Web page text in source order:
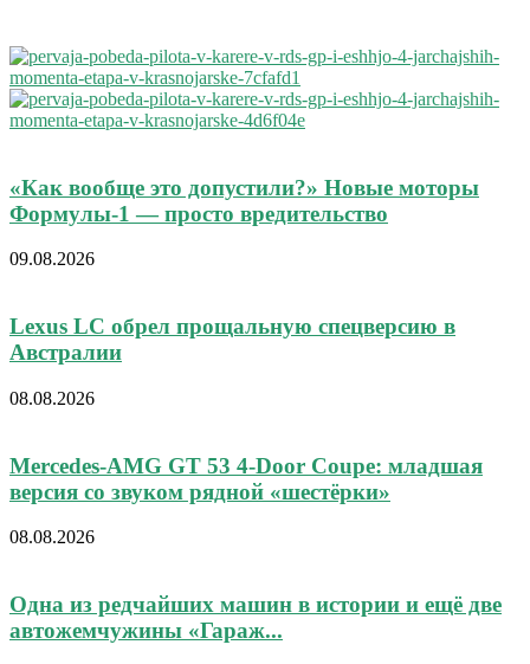
«Как вообще это допустили?» Новые моторы
Формулы-1 — просто вредительство
09.08.2026
Lexus LC обрел прощальную спецверсию в
Австралии
08.08.2026
Mercedes-AMG GT 53 4-Door Coupe: младшая
версия со звуком рядной «шестёрки»
08.08.2026
Одна из редчайших машин в истории и ещё две
автожемчужины «Гараж...